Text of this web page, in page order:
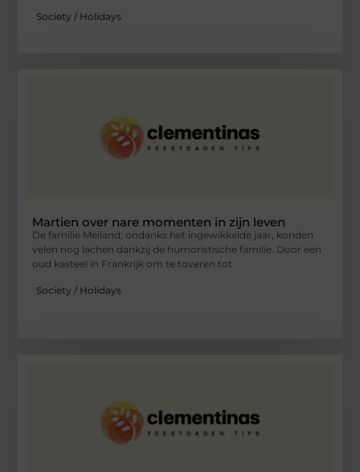
Society / Holidays
Martien over nare momenten in zijn leven
De familie Meiland; ondanks het ingewikkelde jaar, konden
velen nog lachen dankzij de humoristische familie. Door een
oud kasteel in Frankrijk om te toveren tot
Society / Holidays